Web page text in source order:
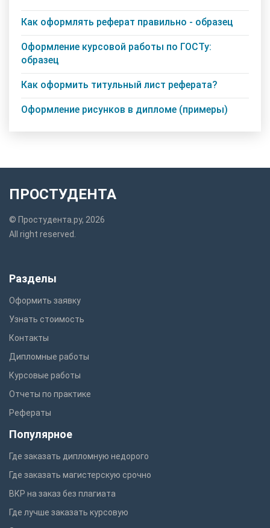
Как оформлять реферат правильно - образец
Оформление курсовой работы по ГОСТу:
образец
Как оформить титульный лист реферата?
Оформление рисунков в дипломе (примеры)
ПРОСТУДЕНТА
© Простудента.ру, 2026
All right reserved.
Разделы
Оформить заявку
Узнать стоимость
Контакты
Дипломные работы
Курсовые работы
Отчеты по практике
Рефераты
Популярное
Где заказать дипломную недорого
Где заказать магистерскую срочно
ВКР на заказ без плагиата
Где лучше заказать курсовую